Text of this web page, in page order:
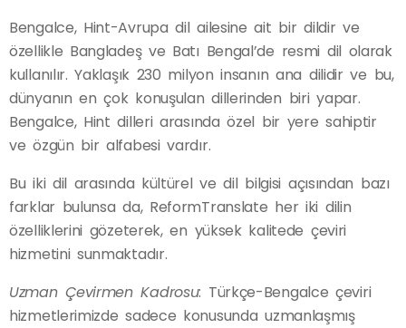
Bengalce, Hint-Avrupa dil ailesine ait bir dildir ve
özellikle Bangladeş ve Batı Bengal’de resmi dil olarak
kullanılır. Yaklaşık 230 milyon insanın ana dilidir ve bu,
dünyanın en çok konuşulan dillerinden biri yapar.
Bengalce, Hint dilleri arasında özel bir yere sahiptir
ve özgün bir alfabesi vardır.
Bu iki dil arasında kültürel ve dil bilgisi açısından bazı
farklar bulunsa da, ReformTranslate her iki dilin
özelliklerini gözeterek, en yüksek kalitede çeviri
hizmetini sunmaktadır.
Uzman Çevirmen Kadrosu: Türkçe-Bengalce çeviri
hizmetlerimizde sadece konusunda uzmanlaşmış